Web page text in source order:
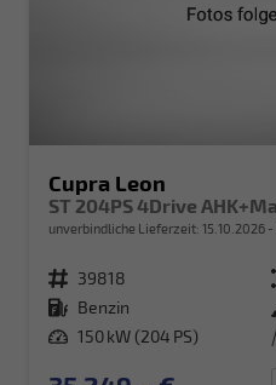
Cupra Leon
unverbindliche Lieferzeit: 15.10.2026
Fahrzeugnr. 39818
Kraftstoff Benzin
Leistung 150 kW (204 PS)